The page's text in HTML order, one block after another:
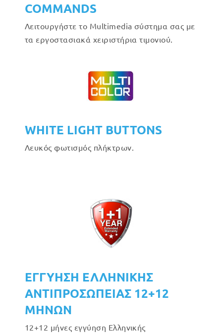
COMMANDS
Λειτουργήστε το Multimedia σύστημα σας με
τα εργοστασιακά χειριστήρια τιμονιού.
WHITE LIGHT BUTTONS
Λευκός φωτισμός πλήκτρων.
ΕΓΓΥΗΣΗ ΕΛΛΗΝΙΚΗΣ
ΑΝΤΙΠΡΟΣΩΠΕΙΑΣ 12+12
ΜΗΝΩΝ
12+12 μήνες εγγύηση Ελληνικής